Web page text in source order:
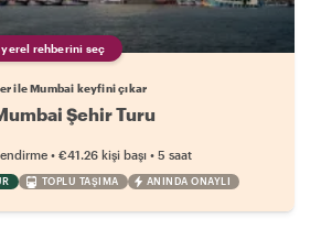
rehberini seç
ile Mumbai keyfini çıkar
Şehir Turu
• €41.26 kişi başı • 5 saat
TOPLU TAŞIMA ANINDA ONAYLI